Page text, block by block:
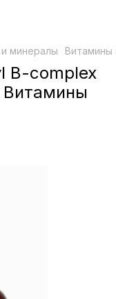
минералы Витамины
B-complex
Витамины